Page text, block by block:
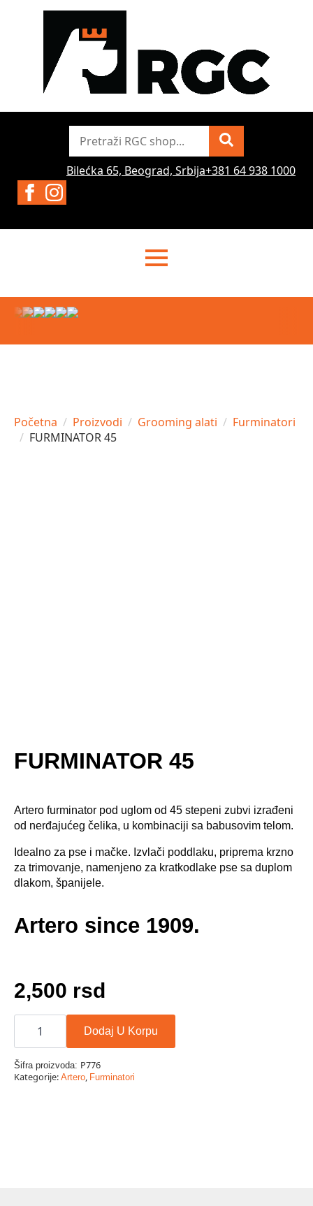
Bilećka 65, Beograd, Srbija+381 64 938 1000
Početna Proizvodi Grooming alati
Furminatori
FURMINATOR 45
FURMINATOR 45
Artero furminator pod uglom od 45 stepeni zubvi izrađeni
od nerđajućeg čelika, u kombinaciji sa babusovim telom.
Idealno za pse i mačke. Izvlači poddlaku, priprema krzno
za trimovanje, namenjeno za kratkodlake pse sa duplom
dlakom, španijele.
Artero since 1909.
2,500 rsd
FURMINATOR
Dodaj U Korpu
Šifra proizvoda: P776
Kategorije: Artero Furminatori